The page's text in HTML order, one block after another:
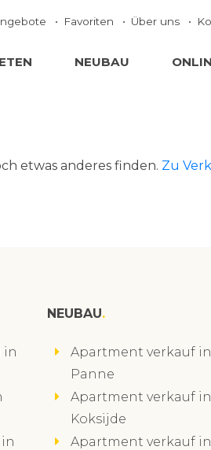
Favoriten Über uns
NEUBAU
etwas anderes finden. Zu
in
NEUBAU
Apartment verkauf
Panne
Apartment verkauf in
Koksijde
Apartment verkauf in